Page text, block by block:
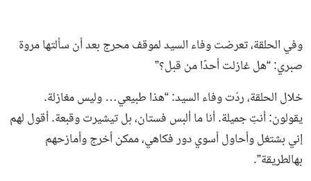
وفي الحلقة، تعرضت وفاء السيد لموقف محرج بعد أن سألتها مروة
صبري: “هل غازلت أحدًا من قبل؟”
خلال الحلقة، ردّت وفاء السيد: “هذا طبيعي… وليس مغازلة.
يقولون: أنتِ جميلة. أنا ما ألبس فستان، بل تيشيرت وقبعة. أقول لهم
إني بشتغل وأحاول أسوي دور فكاهي، ممكن أخرج وأمازحهم
بهالطريقة”.